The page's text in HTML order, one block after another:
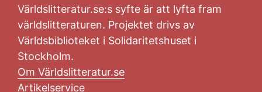
Världslitteratur.se:s syfte är att lyfta fram
världslitteraturen. Projektet drivs av
Världsbiblioteket i Solidaritetshuset i
Stockholm.
Om Världslitteratur.se
Artikelservice